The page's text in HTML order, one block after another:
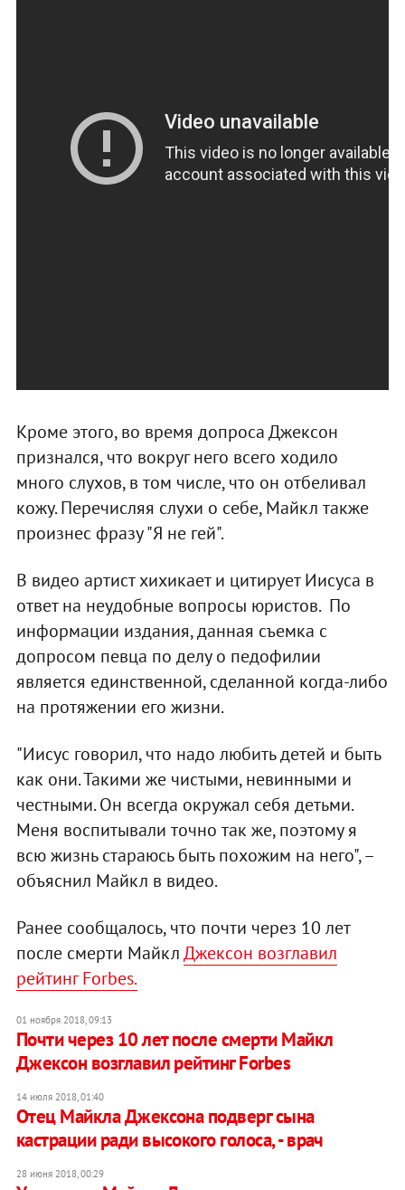
Кроме этого, во время допроса Джексон
признался, что вокруг него всего ходило
много слухов, в том числе, что он отбеливал
кожу. Перечисляя слухи о себе, Майкл также
произнес фразу "Я не гей".
В видео артист хихикает и цитирует Иисуса в
ответ на неудобные вопросы юристов. По
информации издания, данная съемка с
допросом певца по делу о педофилии
является единственной, сделанной когда-либо
на протяжении его жизни.
"Иисус говорил, что надо любить детей и быть
как они. Такими же чистыми, невинными и
честными. Он всегда окружал себя детьми.
Меня воспитывали точно так же, поэтому я
всю жизнь стараюсь быть похожим на него", –
объяснил Майкл в видео.
Ранее сообщалось, что почти через 10 лет
после смерти МайклДжексон возглавил
рейтинг Forbes.
01 ноября 2018, 09:13
Почти через 10 лет после смерти Майкл
Джексон возглавил рейтинг Forbes
14 июля 2018, 01:40
Отец Майкла Джексона подверг сына
кастрации ради высокого голоса, - врач
28 июня 2018, 00:29